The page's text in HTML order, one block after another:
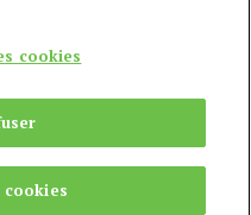
11
13h et 14h-17h
Agora
cookies
cookies